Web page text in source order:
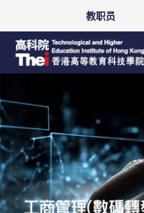
教职员